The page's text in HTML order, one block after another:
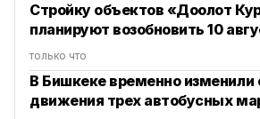
Стройку объектов «Доолот
планируют возобновить 10
только что
В Бишкеке временно
движения трех автобусных